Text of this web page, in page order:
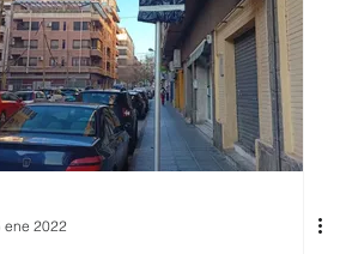
ene 2022